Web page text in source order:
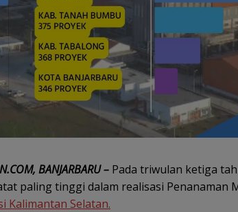
BANJARBARU – Pada triwulan ketiga
paling tinggi dalam realisasi Penanaman
Kalimantan Selatan.